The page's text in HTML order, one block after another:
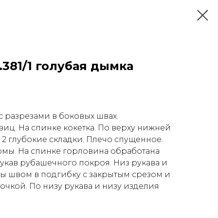
1 голубая дымка
разрезами в боковых швах.
На спинке кокетка. По верху нижней
глубокие складки. Плечо спущенное.
На спинке горловина обработана
рубашечного покроя. Низ рукава и
швом в подгибку с закрытым срезом и
По низу рукава и низу изделия